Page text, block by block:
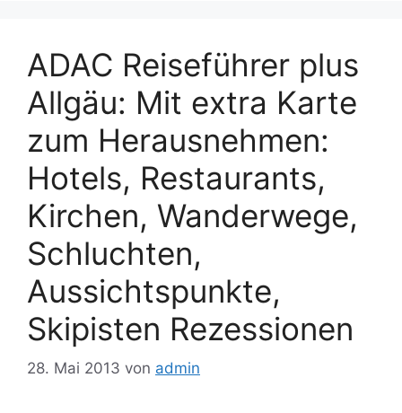
ADAC Reiseführer plus
Allgäu: Mit extra Karte
zum Herausnehmen:
Hotels, Restaurants,
Kirchen, Wanderwege,
Schluchten,
Aussichtspunkte,
Skipisten Rezessionen
28. Mai 2013 von admin